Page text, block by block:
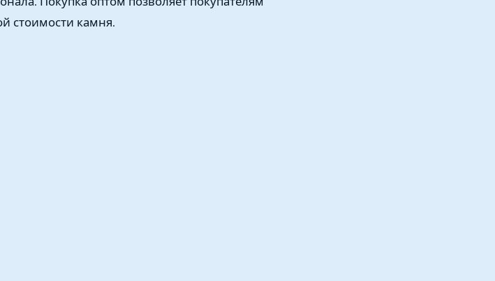
стоимости камня.